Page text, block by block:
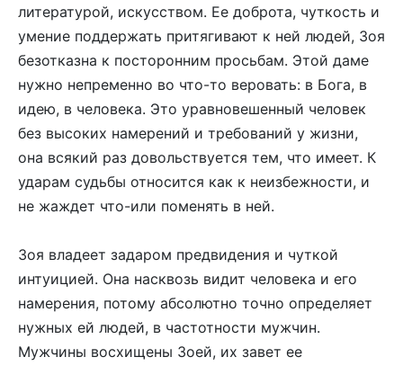
литературой, искусством. Ее доброта, чуткость и
умение поддержать притягивают к ней людей, Зоя
безотказна к посторонним просьбам. Этой даме
нужно непременно во что-то веровать: в Бога, в
идею, в человека. Это уравновешенный человек
без высоких намерений и требований у жизни,
она всякий раз довольствуется тем, что имеет. К
ударам судьбы относится как к неизбежности, и
не жаждет что-или поменять в ней.
Зоя владеет задаром предвидения и чуткой
интуицией. Она насквозь видит человека и его
намерения, потому абсолютно точно определяет
нужных ей людей, в частотности мужчин.
Мужчины восхищены Зоей, их завет ее